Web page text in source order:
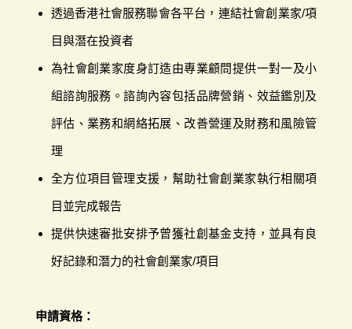
透過香港社會服務聯會各平台，連結社會創業家/項
目與潛在投資者
為社會創業家度身訂造由專業顧問提供一對一及小
組諮詢服務。諮詢內容包括品牌營銷、效益鑑別及
評估、業務和網絡拓展、改善營運及財務和風險管
理
全方位項目管理支援，幫助社會創業家執行相關項
目並完成報告
提供快速審批安排予曾獲社創基金支持，並具有良
好記錄和潛力的社會創業家/項目
申請資格：